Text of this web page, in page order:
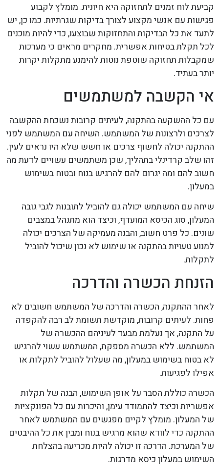
קביעת לוח זמנים לתחזוקה היא חיונית. מומלץ לקבוע
פגישות עם אנשי מקצוע לצורך בדיקות שגרתיות. כמו כן, יש
לתעד את כל הבדיקות והתחזוקות שבוצעו, כדי להיות מוכנים
לכל תקלת בטיחות אפשרית. מחקרים מראים כי מערכות
שמקבלות תחזוקה שוטפת נוטות להימנע מתקלות יקרות
יותר בעתיד.
אי הקשבה למשתמשים
עם כל ההשקעה בהתקנה, לעיתים קרובות נשכחת ההקשבה
לצרכים ולרצונות של המשתמש. השיחה עם המשתמש לפני
ההתקנה יכולה לחשוף צרכים או חשש שלא היו נראים לעין.
זהו שלב קרדינלי בתהליך, שכן משתמשים עשויים לדעת מה
חשוב להם ומה יגרום להם להרגיש בנוח ובטוח בשימוש
במעלון.
שיחה עם המשתמש יכולה גם להוביל לתובנות לגבי גובה
המעלון, סוג הכיסא המועדף, וכיצד הוא מתנהל במצבים
שונים. כל פרט חשוב, והבנה מעמיקה של הצרכים יכולה
למנוע טעויות בהתקנה או שימוש לא נכון שיכול להוביל
לתקלות.
הזנחת הכשרה והדרכה
לאחר ההתקנה, הכשרה והדרכה של המשתמש חשובים לא
פחות. לעיתים קרובות, מוקדשת תשומת לב רבה להקפדה
על התקנה, אך נעלמת מבעד לעיניהם ההכשרה של
המשתמש. ללא הכשרה מספקת, המשתמש עשוי להרגיש
לא בטוח בשימוש במעלון, מה שעלול להוביל לתקלות או
אפילו לפגיעות.
הכשרה כוללת הסבר על אופן השימוש, הבנה של תקלות
אפשריות וכיצד להתמודד עימן, והיכרות עם כל הפונקציות
של המעלון. מומלץ לקיים מפגשים עם המשתמש לאחר
ההתקנה כדי לוודא שהוא מרגיש בנוח ומבין את כל ההיבטים
של המערכת. הדרכה זו יכולה להיות מכריעה בהצלחת
השימוש במעלון כיסא מדרגות.